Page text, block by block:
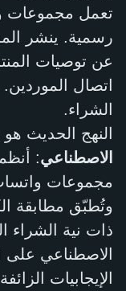
تعمل مجموعات
رسمية. ينشر
عن توصيات
اتصال
الشراء.
النهج الحديث هو
الاصطناعي:
مجموعات
وتُطبّق مطابقة
ذات نية الشراء
الاصطناعي على
الإيجابيات